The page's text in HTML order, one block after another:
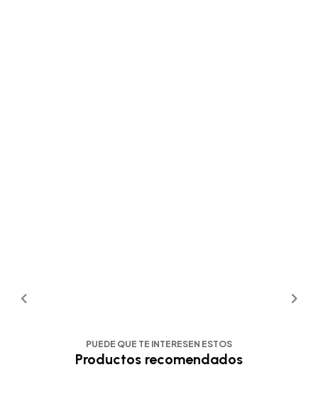
PUEDE QUE TE INTERESEN ESTOS
Productos recomendados